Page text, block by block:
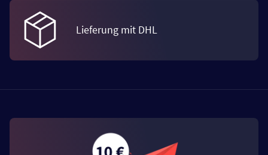
Lieferung mit DHL